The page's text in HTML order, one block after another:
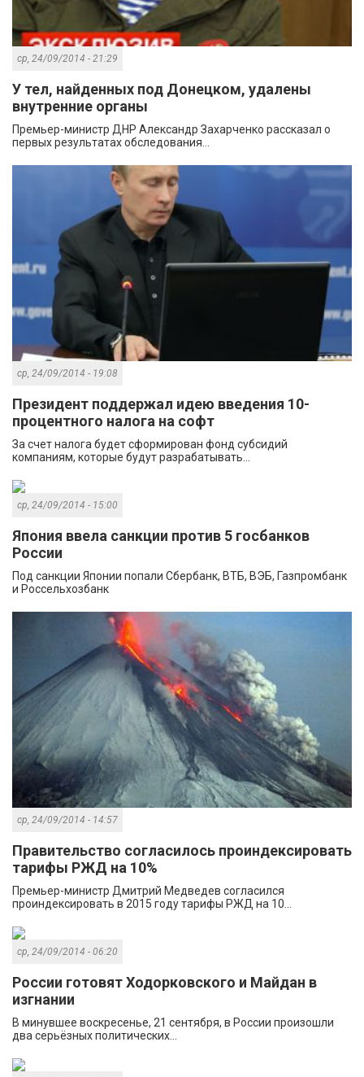
ср, 24/09/2014 - 21:29
У тел, найденных под Донецком, удалены
внутренние органы
Премьер-министр ДНР Александр Захарченко рассказал о
первых результатах обследования...
ср, 24/09/2014 - 19:08
Президент поддержал идею введения 10-
процентного налога на софт
За счет налога будет сформирован фонд субсидий
компаниям, которые будут разрабатывать...
ср, 24/09/2014 - 15:00
Япония ввела санкции против 5 госбанков
России
Под санкции Японии попали Сбербанк, ВТБ, ВЭБ, Газпромбанк
и Россельхозбанк
ср, 24/09/2014 - 14:57
Правительство согласилось проиндексировать
тарифы РЖД на 10%
Премьер-министр Дмитрий Медведев согласился
проиндексировать в 2015 году тарифы РЖД на 10...
ср, 24/09/2014 - 06:20
России готовят Ходорковского и Майдан в
изгнании
В минувшее воскресенье, 21 сентября, в России произошли
два серьёзных политических...